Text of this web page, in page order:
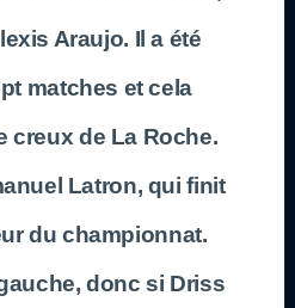
Araujo. Il a été
matches et cela
creux de La Roche.
Latron, qui finit
du championnat.
donc si Driss